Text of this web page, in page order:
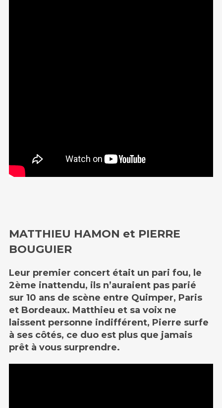
MATTHIEU HAMON et PIERRE
BOUGUIER
Leur premier concert était un pari fou, le
2ème inattendu, ils n’auraient pas parié
sur 10 ans de scène entre Quimper, Paris
et Bordeaux. Matthieu et sa voix ne
laissent personne indifférent, Pierre surfe
à ses côtés, ce duo est plus que jamais
prêt à vous surprendre.